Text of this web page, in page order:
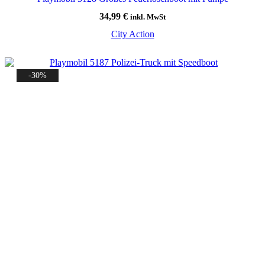
34,99 € inkl. MwSt
City Action
-30%